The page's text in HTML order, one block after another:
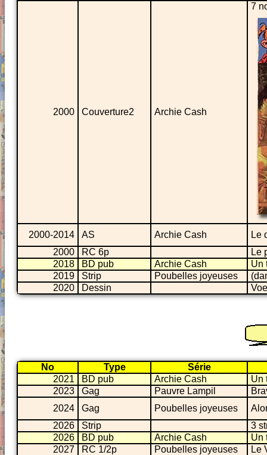
2000 Couverture2 Archie Cash
7
2000-2014 AS Archie Cash
Le
2000
RC 6p
Le
2018
BD pub Archie Cash
Un
2019
Strip Poubelles joyeuses
2020
Dessin
No Type
Série
2021
BD pub Archie Cash
Un
2023
Gag Pauvre Lampil
2024
Gag Poubelles joyeuses
2026
Strip
3
2026
BD pub Archie Cash
Un
2027
RC 1/2p Poubelles joyeuses
Le